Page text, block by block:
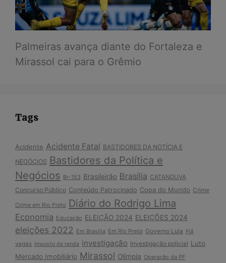
Palmeiras avança diante do Fortaleza e
Mirassol cai para o Grêmio
Tags
Acidente Acidente Fatal BASTIDORES DA NOTÍCIA E
NEGÓCIOS Bastidores da Política e
Negócios Br-153 Brasileirão Brasília CATANDUVA
Concurso Público Conteúdo Patrocinado Copa do Mundo Crime
Crime em Rio Preto Diário do Rodrigo Lima
Economia Educação ELEIÇÃO 2024 ELEIÇÕES 2024
eleições 2022 Em Brasília Em Rio Preto Governo Lula Há
vagas Imposto de renda investigação Investigação policial Luto
Mercado Imobiliário Mirassol Olímpia Operação da PF